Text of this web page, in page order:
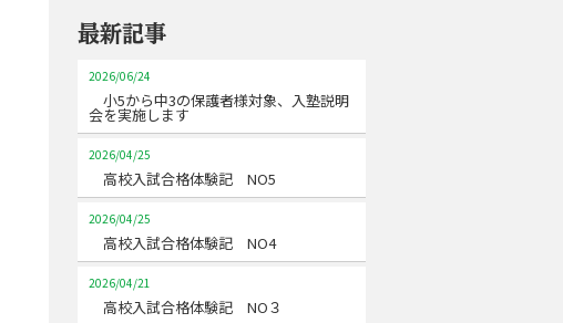
最新記事
2026/06/24
小5から中3の保護者様対象、入塾説明
会を実施します
2026/04/25
高校入試合格体験記 NO5
2026/04/25
高校入試合格体験記 NO4
2026/04/21
高校入試合格体験記 NO３